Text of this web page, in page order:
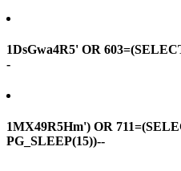
1DsGwa4R5' OR
-
1MX49R5Hm') OR
PG_SLEEP(15))--